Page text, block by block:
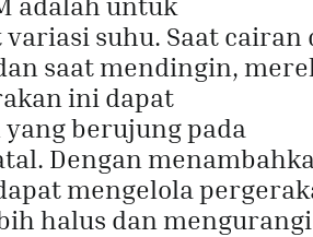
suhu. Saat cairan
saat mendingin,
ini dapat
berujung pada
Dengan
mengelola
halus dan mengurangi